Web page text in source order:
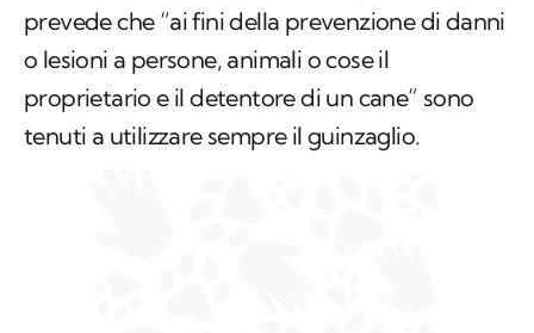
prevede che “ai fini della prevenzione di danni
o lesioni a persone, animali o cose il
proprietario e il detentore di un cane” sono
tenuti a utilizzare sempre il guinzaglio.